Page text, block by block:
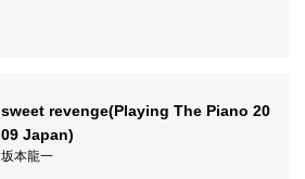
sweet revenge(Playing The Piano 20
09 Japan)
坂本龍一